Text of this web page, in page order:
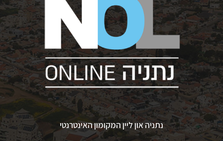
נתניה און ליין המקומון האינטרנטי